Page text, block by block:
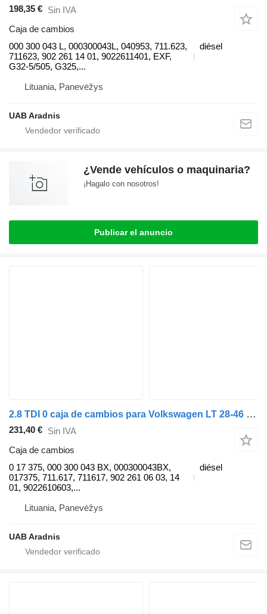
198,35 € Sin IVA
Caja de cambios
000 300 043 L, 000300043L, 040953, 711.623,
711623, 902 261 14 01, 9022611401, EXF,
G32-5/505, G325,...
diésel
Lituania, Panevėžys
UAB Aradnis
¿Vende vehículos o maquinaria?
¡Hagalo con nosotros!
Publicar el anuncio
2.8 TDI 0 caja de cambios para Volkswagen LT 28-46 II Furgon (2DA, 2DD, 2DH) furgoneta
231,40 € Sin IVA
Caja de cambios
0 17 375, 000 300 043 BX, 000300043BX,
017375, 711.617, 711617, 902 261 06 03, 14
01, 9022610603,...
diésel
Lituania, Panevėžys
UAB Aradnis